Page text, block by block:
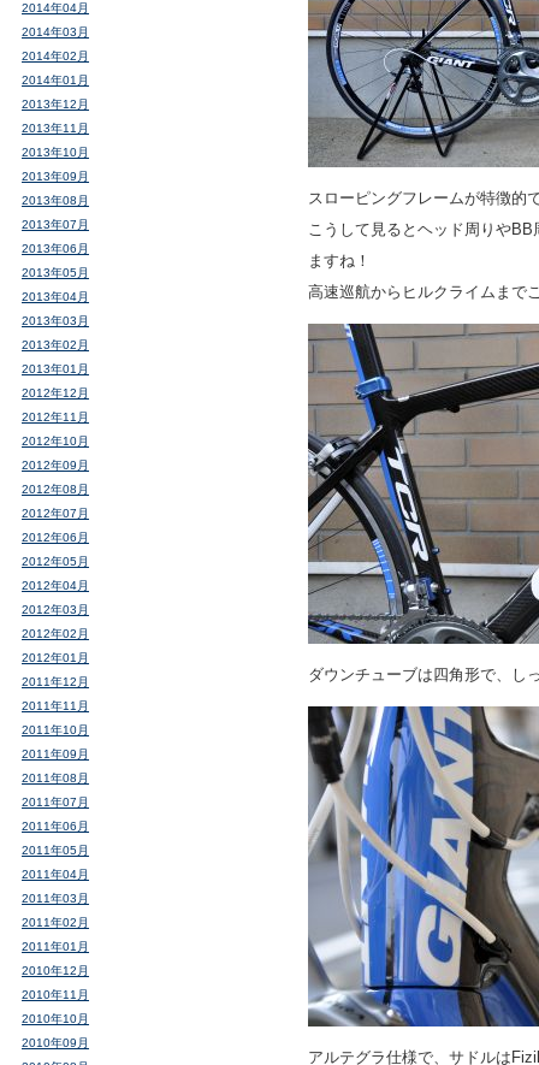
スローピングフレームが特徴的
こうして見るとヘッド周りや
ますね！
高速巡航からヒルクライムまで
ダウンチューブは四角形で、し
アルテグラ仕様で、サドルは
2014年04月
2014年03月
2014年02月
2014年01月
2013年12月
2013年11月
2013年10月
2013年09月
2013年08月
2013年07月
2013年06月
2013年05月
2013年04月
2013年03月
2013年02月
2013年01月
2012年12月
2012年11月
2012年10月
2012年09月
2012年08月
2012年07月
2012年06月
2012年05月
2012年04月
2012年03月
2012年02月
2012年01月
2011年12月
2011年11月
2011年10月
2011年09月
2011年08月
2011年07月
2011年06月
2011年05月
2011年04月
2011年03月
2011年02月
2011年01月
2010年12月
2010年11月
2010年10月
2010年09月